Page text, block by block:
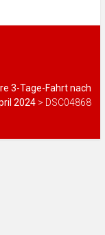
3-Tage-Fahrt nach
2024 > DSC04868